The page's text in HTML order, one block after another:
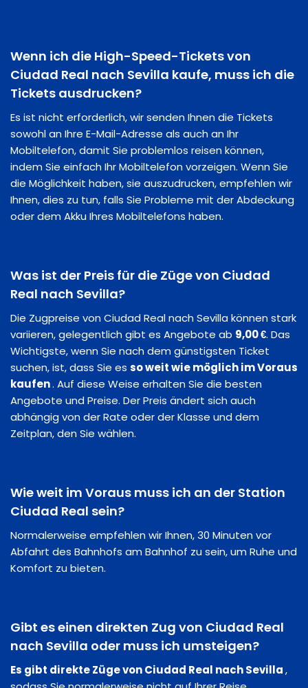
Wenn ich die High-Speed-Tickets von
Ciudad Real nach Sevilla kaufe, muss ich die
Tickets ausdrucken?
Es ist nicht erforderlich, wir senden Ihnen die Tickets
sowohl an Ihre E-Mail-Adresse als auch an Ihr
Mobiltelefon, damit Sie problemlos reisen können,
indem Sie einfach Ihr Mobiltelefon vorzeigen. Wenn Sie
die Möglichkeit haben, sie auszudrucken, empfehlen wir
Ihnen, dies zu tun, falls Sie Probleme mit der Abdeckung
oder dem Akku Ihres Mobiltelefons haben.
Was ist der Preis für die Züge von Ciudad
Real nach Sevilla?
Die Zugpreise von Ciudad Real nach Sevilla können stark
variieren, gelegentlich gibt es Angebote ab 9,00 €. Das
Wichtigste, wenn Sie nach dem günstigsten Ticket
suchen, ist, dass Sie es so weit wie möglich im Voraus
kaufen. Auf diese Weise erhalten Sie die besten
Angebote und Preise. Der Preis ändert sich auch
abhängig von der Rate oder der Klasse und dem
Zeitplan, den Sie wählen.
Wie weit im Voraus muss ich an der Station
Ciudad Real sein?
Normalerweise empfehlen wir Ihnen, 30 Minuten vor
Abfahrt des Bahnhofs am Bahnhof zu sein, um Ruhe und
Komfort zu bieten.
Gibt es einen direkten Zug von Ciudad Real
nach Sevilla oder muss ich umsteigen?
Es gibt direkte Züge von Ciudad Real nach Sevilla,